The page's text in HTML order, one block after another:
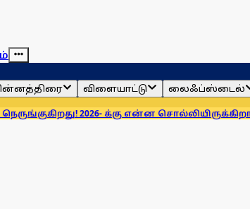
விளையாட்டு லைஃப்ஸ்டைல்
2026- க்கு என்ன சொல்லியிருக்கிறார்?முன்னணி